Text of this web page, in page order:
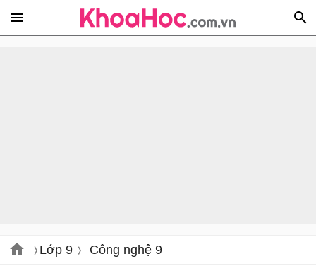
Lớp 9 Công nghệ 9